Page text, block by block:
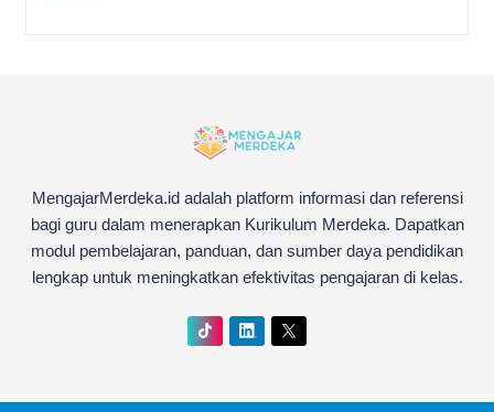
MengajarMerdeka.id adalah platform informasi dan referensi
bagi guru dalam menerapkan Kurikulum Merdeka. Dapatkan
modul pembelajaran, panduan, dan sumber daya pendidikan
lengkap untuk meningkatkan efektivitas pengajaran di kelas.